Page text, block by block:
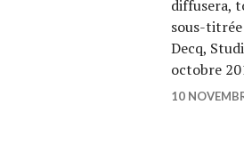
diffusera,
sous-
Decq,
octobre
10